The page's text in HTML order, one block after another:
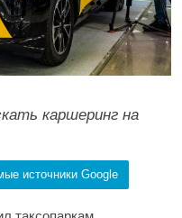
каршеринг на
источники Google